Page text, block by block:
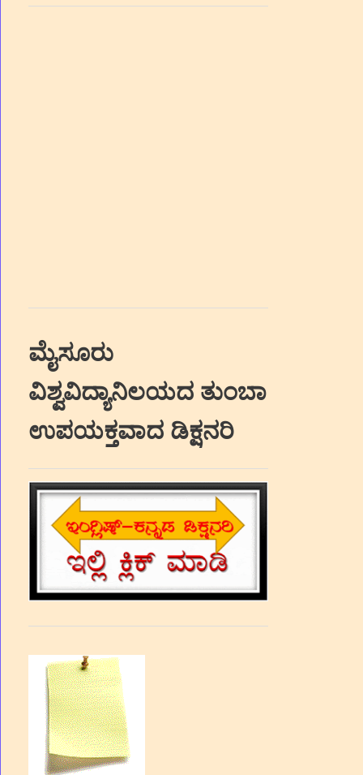
ಮೈಸೂರು
ವಿಶ್ವವಿದ್ಯಾನಿಲಯದ ತುಂಬಾ
ಉಪಯಕ್ತವಾದ ಡಿಕ್ಷನರಿ